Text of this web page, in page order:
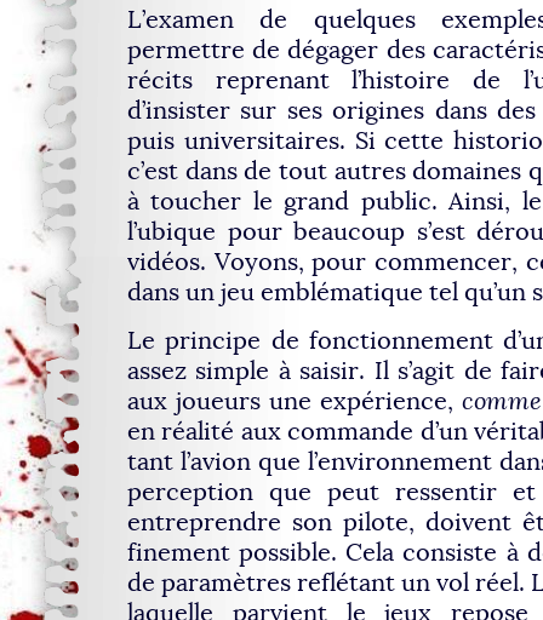
L’examen de quelques
permettre de dégager des
récits reprenant l’histoire de
d’insister sur ses origines dans
puis universitaires. Si cette
c’est dans de tout autres domaines
à toucher le grand public. Ainsi,
l’ubique pour beaucoup s’est
vidéos. Voyons, pour commencer,
dans un jeu emblématique tel qu’un
Le principe de fonctionnement
assez simple à saisir. Il s’agit de
aux joueurs une expérience,
en réalité aux commande d’un
tant l’avion que l’environnement
perception que peut ressentir
entreprendre son pilote, doivent
finement possible. Cela consiste à
de paramètres reflétant un vol réel.
laquelle parvient le jeux